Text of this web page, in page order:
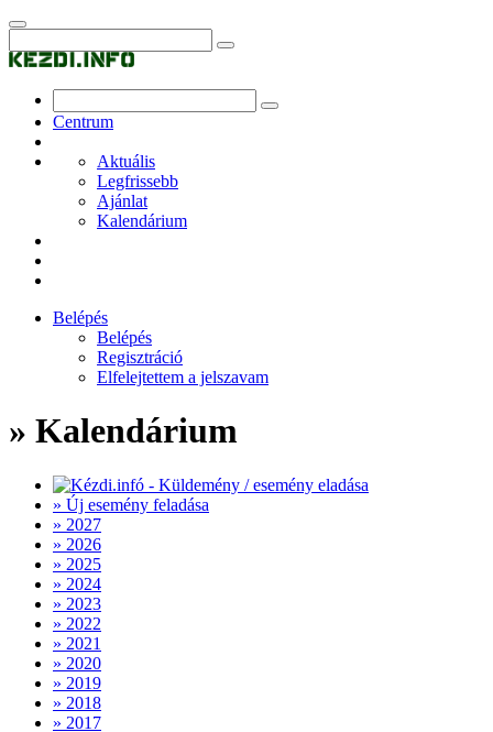
Centrum
Aktuális
Legfrissebb
Ajánlat
Kalendárium
Belépés
Belépés
Regisztráció
Elfelejtettem a jelszavam
» Kalendárium
» Új esemény feladása
» 2027
» 2026
» 2025
» 2024
» 2023
» 2022
» 2021
» 2020
» 2019
» 2018
» 2017